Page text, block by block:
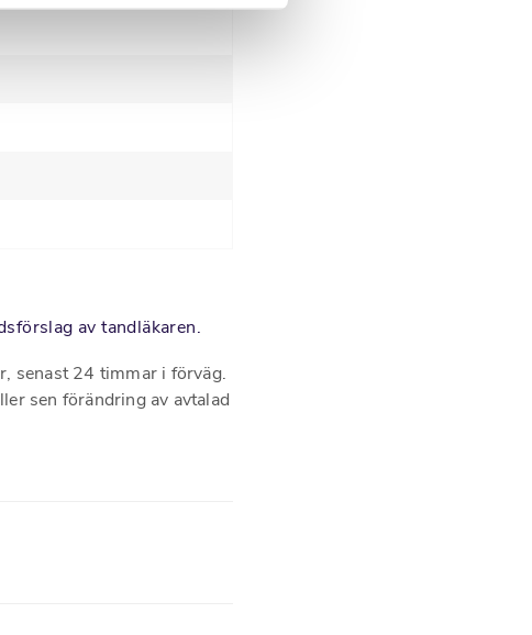
av tandläkaren.
senast 24 timmar i förväg.
sen förändring av avtalad